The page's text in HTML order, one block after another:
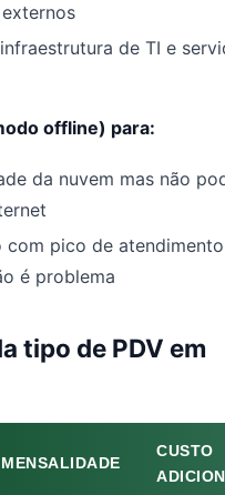
de TI e
offline) para:
da nuvem mas não
com pico de atendimento
é problema
tipo de PDV em
MENSALIDADE
CUSTO